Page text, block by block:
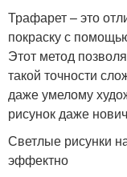
Трафарет – это
покраску с
Этот метод
такой точности
даже умелому
рисунок даже
Светлые рисунки
эффектно